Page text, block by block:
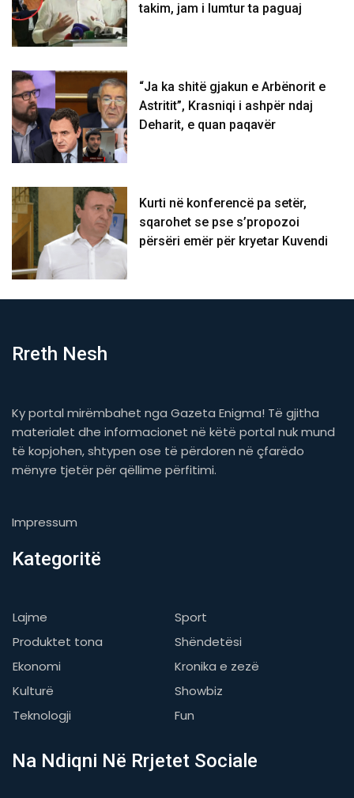
takim, jam i lumtur ta paguaj
“Ja ka shitë gjakun e Arbënorit e
Astritit”, Krasniqi i ashpër ndaj
Deharit, e quan paqavër
Kurti në konferencë pa setër,
sqarohet se pse s’propozoi
përsëri emër për kryetar Kuvendi
Rreth Nesh
Ky portal mirëmbahet nga Gazeta Enigma! Të gjitha
materialet dhe informacionet në këtë portal nuk mund
të kopjohen, shtypen ose të përdoren në çfarëdo
mënyre tjetër për qëllime përfitimi.
Impressum
Kategoritë
Lajme
Sport
Produktet tona
Shëndetësi
Ekonomi
Kronika e zezë
Kulturë
Showbiz
Teknologji
Fun
Na Ndiqni Në Rrjetet Sociale